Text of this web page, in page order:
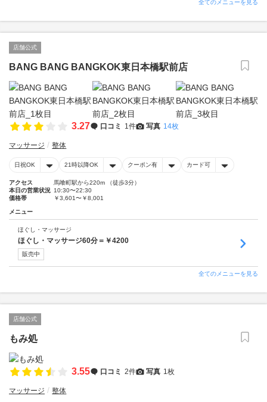
全てのメニューを見る
店舗公式
BANG BANG BANGKOK東日本橋駅前店
3.27 口コミ 1件 写真 14枚
マッサージ 整体
日祝OK 21時以降OK クーポン有 カード可
アクセス
馬喰町駅から220m （徒歩3分）
本日の営業状況 10:30〜22:30
価格帯
￥3,601〜￥8,001
メニュー
ほぐし・マッサージ
ほぐし・マッサージ60分＝￥4200
販売中
全てのメニューを見る
店舗公式
もみ処
3.55 口コミ 2件 写真 1枚
マッサージ 整体